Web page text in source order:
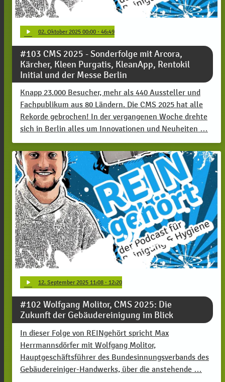
play_arrow 02. Oktober 2025 00:00 · 46:49
#103 CMS 2025 - Sonderfolge mit Arcora,
Kärcher, Kleen Purgatis, KleanApp, Rentokil
Initial und der Messe Berlin
Knapp 23.000 Besucher, mehr als 440 Aussteller und
Fachpublikum aus 80 Ländern. Die CMS 2025 hat alle
Rekorde gebrochen! In der vergangenen Woche drehte
sich in Berlin alles um Innovationen und Neuheiten …
play_arrow 12. September 2025 11:08 · 12:20
#102 Wolfgang Molitor, CMS 2025: Die
Zukunft der Gebäudereinigung im Blick
In dieser Folge von REINgehört spricht Max
Herrmannsdörfer mit Wolfgang Molitor,
Hauptgeschäftsführer des Bundesinnungsverbands des
Gebäudereiniger-Handwerks, über die anstehende …